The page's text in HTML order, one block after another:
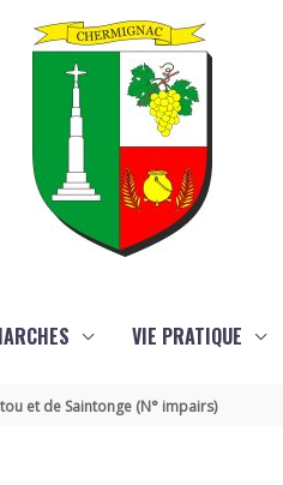
VIE PRATIQUE
et de Saintonge (N° impairs)